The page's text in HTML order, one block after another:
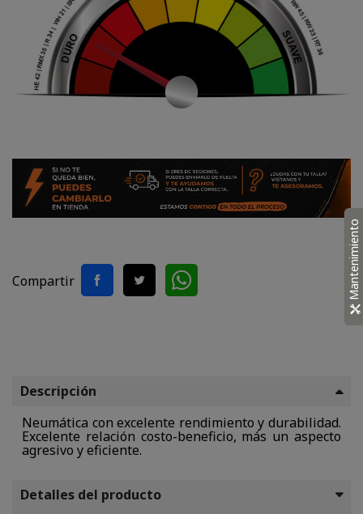
Compartir
Descripción
Neumática con excelente rendimiento y durabilidad.
Excelente relación costo-beneficio, más un aspecto
agresivo y eficiente.
Detalles del producto
Mantenimiento